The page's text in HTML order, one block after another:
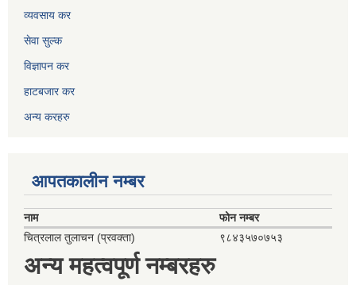
व्यवसाय कर
सेवा सुल्क
विज्ञापन कर
हाटबजार कर
अन्य करहरु
आपतकालीन नम्बर
नाम
फोन नम्बर
चित्रलाल तुलाचन (प्रवक्ता)
९८४३५७०७५३
अन्य महत्वपूर्ण नम्बरहरु